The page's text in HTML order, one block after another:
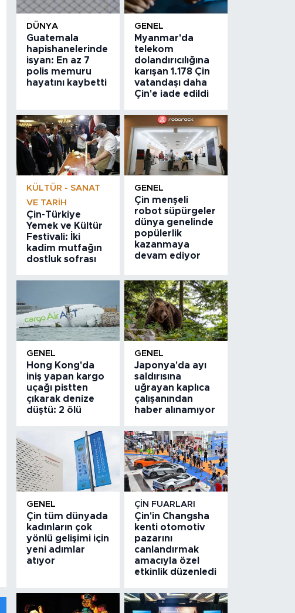
DÜNYA
Guatemala
hapishanelerinde
isyan: En az 7
polis memuru
hayatını kaybetti
GENEL
Myanmar'da
telekom
dolandırıcılığına
karışan 1.178 Çin
vatandaşı daha
Çin'e iade edildi
KÜLTÜR - SANAT
VE TARIH
Çin-Türkiye
Yemek ve Kültür
Festivali: İki
kadim mutfağın
dostluk sofrası
GENEL
Çin menşeli
robot süpürgeler
dünya genelinde
popülerlik
kazanmaya
devam ediyor
GENEL
Hong Kong'da
iniş yapan kargo
uçağı pistten
çıkarak denize
düştü: 2 ölü
GENEL
Japonya'da ayı
saldırısına
uğrayan kaplıca
çalışanından
haber alınamıyor
GENEL
Çin tüm dünyada
kadınların çok
yönlü gelişimi için
yeni adımlar
atıyor
ÇIN FUARLARI
Çin'in Changsha
kenti otomotiv
pazarını
canlandırmak
amacıyla özel
etkinlik düzenledi